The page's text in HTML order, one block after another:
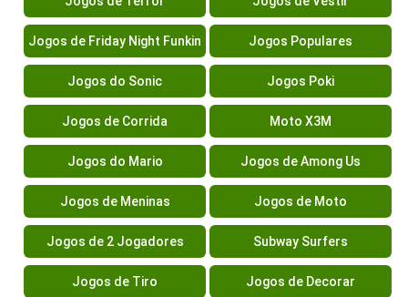
Jogos de Friday Night Funkin Jogos Populares
Jogos do Sonic Jogos Poki
Jogos de Corrida Moto X3M
Jogos do Mario Jogos de Among Us
Jogos de Meninas Jogos de Moto
Jogos de 2 Jogadores Subway Surfers
Jogos de Tiro Jogos de Decorar